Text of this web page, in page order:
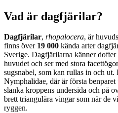
Vad är dagfjärilar?
Dagfjärilar, rhopalocera, är
finns över 19 000 kända arter
Sverige. Dagfjärilarna känner
huvudet och ser med stora
sugsnabel, som kan rullas in och ut.
Nymphalidae, där är första
slanka kroppens undersida och på
brett triangulära vingar som när de
ryggen.